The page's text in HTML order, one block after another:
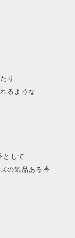
り
るような
として
の気品ある香